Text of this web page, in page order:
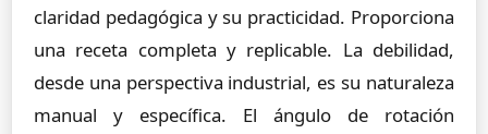
claridad pedagógica y su practicidad. Proporciona
una receta completa y replicable. La debilidad,
desde una perspectiva industrial, es su naturaleza
manual y específica. El ángulo de rotación